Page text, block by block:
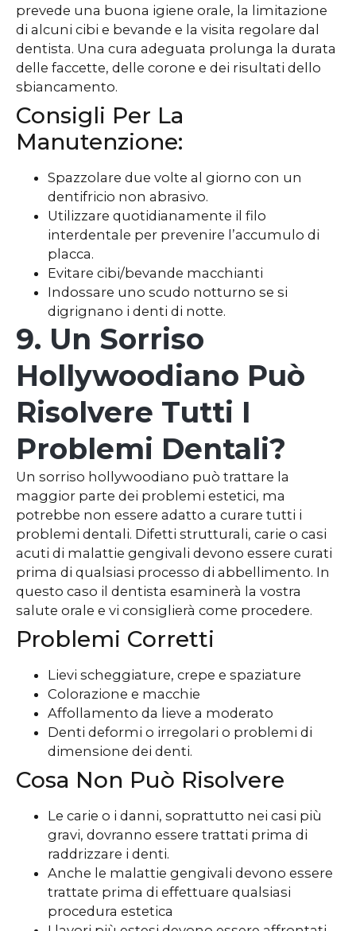
prevede una buona igiene orale, la limitazione
di alcuni cibi e bevande e la visita regolare dal
dentista. Una cura adeguata prolunga la durata
delle faccette, delle corone e dei risultati dello
sbiancamento.
Consigli Per La
Manutenzione:
Spazzolare due volte al giorno con un
dentifricio non abrasivo.
Utilizzare quotidianamente il filo
interdentale per prevenire l’accumulo di
placca.
Evitare cibi/bevande macchianti
Indossare uno scudo notturno se si
digrignano i denti di notte.
9. Un Sorriso
Hollywoodiano Può
Risolvere Tutti I
Problemi Dentali?
Un sorriso hollywoodiano può trattare la
maggior parte dei problemi estetici, ma
potrebbe non essere adatto a curare tutti i
problemi dentali. Difetti strutturali, carie o casi
acuti di malattie gengivali devono essere curati
prima di qualsiasi processo di abbellimento. In
questo caso il dentista esaminerà la vostra
salute orale e vi consiglierà come procedere.
Problemi Corretti
Lievi scheggiature, crepe e spaziature
Colorazione e macchie
Affollamento da lieve a moderato
Denti deformi o irregolari o problemi di
dimensione dei denti.
Cosa Non Può Risolvere
Le carie o i danni, soprattutto nei casi più
gravi, dovranno essere trattati prima di
raddrizzare i denti.
Anche le malattie gengivali devono essere
trattate prima di effettuare qualsiasi
procedura estetica